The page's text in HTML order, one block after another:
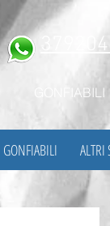
GONFIABILI
GONFIABILI ALTRI